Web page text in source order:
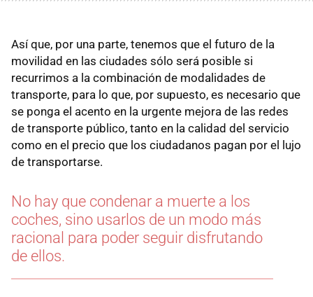
Así que, por una parte, tenemos que el futuro de la
movilidad en las ciudades sólo será posible si
recurrimos a la combinación de modalidades de
transporte, para lo que, por supuesto, es necesario que
se ponga el acento en la urgente mejora de las redes
de transporte público, tanto en la calidad del servicio
como en el precio que los ciudadanos pagan por el lujo
de transportarse.
No hay que condenar a muerte a los
coches, sino usarlos de un modo más
racional para poder seguir disfrutando
de ellos.